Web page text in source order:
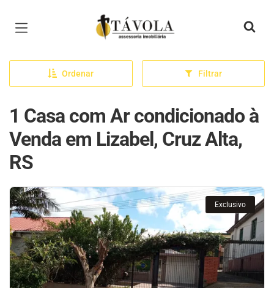
Página inicial
Ordenar Filtrar
1 Casa com Ar condicionado à
Venda em Lizabel, Cruz Alta,
RS
Exclusivo